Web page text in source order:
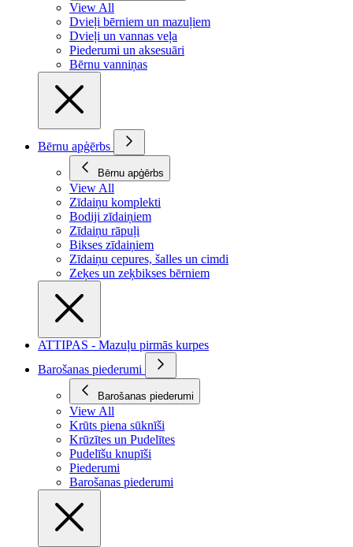
View All
Dvieļi bērniem un mazuļiem
Dvieļi un vannas veļa
Piederumi un aksesuāri
Bērnu vanniņas
Bērnu apģērbs
Bērnu apģērbs
View All
Zīdaiņu komplekti
Bodiji zīdaiņiem
Zīdaiņu rāpuļi
Bikses zīdaiņiem
Zīdaiņu cepures, šalles un cimdi
Zeķes un zeķbikses bērniem
ATTIPAS - Mazuļu pirmās kurpes
Barošanas piederumi
Barošanas piederumi
View All
Krūts piena sūknīši
Krūzītes un Pudelītes
Pudelīšu knupīši
Piederumi
Barošanas piederumi